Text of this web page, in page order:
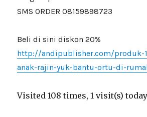
SMS ORDER 08159898723
Beli di sini diskon 20%
http://andipublisher.com/produk-
anak-rajin-yuk-bantu-ortu-di-
Visited 108 times, 1 visit(s) today